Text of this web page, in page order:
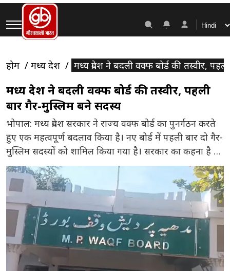
होम मध्य प्रदेश मध्य प्रदेश ने बदली वक्फ बोर्ड की तस्वीर,
मध्य प्रदेश ने बदली वक्फ बोर्ड की तस्वीर, पहली
बार गैर-मुस्लिम बने सदस्य
भोपाल: मध्य प्रदेश सरकार ने राज्य वक्फ बोर्ड का पुनर्गठन करते
हुए एक महत्वपूर्ण बदलाव किया है। नए बोर्ड में पहली बार दो गैर-
मुस्लिम सदस्यों को शामिल किया गया है। सरकार का कहना है कि
यह कदम वक्फ (संशोधन) अधिनियम, 2025 के प्रावधानों के
अनुरूप उठाया गया है और इस व्यवस्था को लागू करने वाला मध्य
[…]